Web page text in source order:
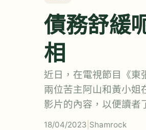
債務舒緩
相
近日，在電視節目《東
兩位苦主阿山和黃小姐
影片的內容，以便讀
18/04/2023 Shamrock